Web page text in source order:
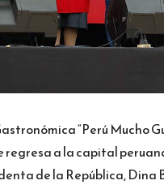
“Perú Mucho
a la capital
de la República, Dina